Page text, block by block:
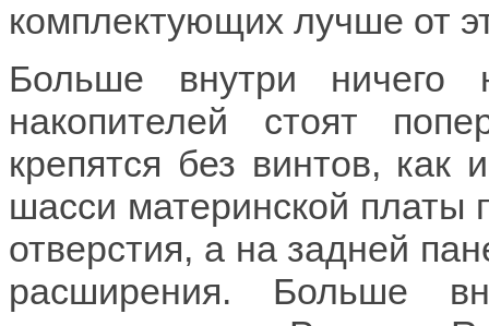
комплектующих лучше от
Больше внутри ничего
накопителей стоят
крепятся без винтов,
шасси материнской платы
отверстия, а на задней
расширения. Больше